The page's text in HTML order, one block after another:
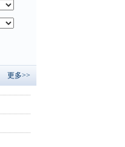
更多>>